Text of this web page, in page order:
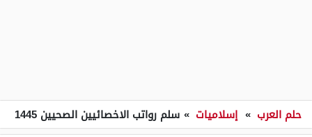
حلم العرب » إسلاميات » سلم رواتب الاخصائيين الصحيين 1445